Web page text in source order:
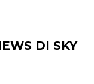
DI SKY